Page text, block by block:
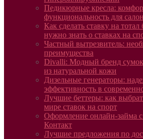
Педикюрные кресла:
функциональность для
Как сделать ставку на
нужно знать о ставках на
Частный вытрезвитель:
преимущества
Divalli: Модный бренд
из натуральной кожи
Дизельные генераторы:
эффективность в
Лучшие беттеры: как
мире ставок на спорт
Оформление онлайн-займа
Контакт
Лучшие предложения по